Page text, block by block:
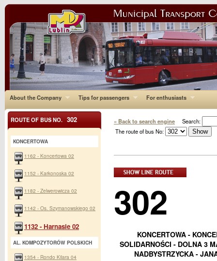
About the Company Tips for passengers For enthusiasts
« Back to search engine Search:
The route of bus No:
302
KONCERTOWA -
SOLIDARNOŚCI - DOLNA 3
NADBYSTRZYCKA -
ROUTE OF BUS NO. 302
KONCERTOWA
1162 - Koncertowa 02
1152 - Karkonoska 02
1182 - Zelwerowicza 02
1142 - Os. Szymanowskiego 02
1132 - Harnasie 02
AL. KOMPOZYTORÓW POLSKICH
1354 - Rondo Kilara 04